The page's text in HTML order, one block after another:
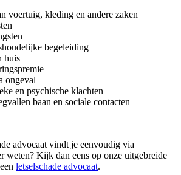
voertuig, kleding en andere zaken
begeleiding
huis
ongeval
en psychische klachten
baan en sociale contacten
advocaat vindt je eenvoudig via
weten? Kijk dan eens op onze uitgebreide
letselschade advocaat.